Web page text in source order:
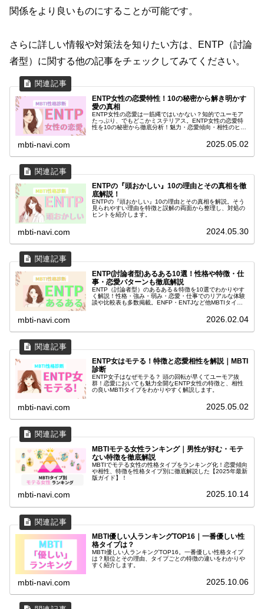
関係をより良いものにすることが可能です。
さらに詳しい情報や対策法を知りたい方は、ENTP（討論
者型）に関する他の記事をチェックしてみてください。
ENTP女性の恋愛特性！10の秘密から解き明かす
愛の真相
ENTP女性の恋愛は一筋縄ではいかない？知的でユーモア
たっぷり、でもどこかミステリアス。ENTP女性の恋愛特
性を10の秘密から徹底分析！魅力・恋愛傾向・相性のヒン
mbti-navi.com 2025.05.02
ENTPの『頭おかしい』10の理由とその真相を徹
底解説！
ENTPの『頭おかしい』10の理由とその真相を解説。そう
見られやすい理由を特徴と誤解の両面から整理し、対処の
ヒントを紹介します。
mbti-navi.com 2024.05.30
ENTP(討論者型)あるある10選！性格や特徴・仕
事・恋愛パターンも徹底解説
ENTP（討論者型）のあるある＆特徴を10選でわかりやす
く解説！性格・強み・弱み・恋愛・仕事でのリアルな体験
談や比較表も多数掲載。ENFP・ENTJなど他MBTIタイプ
mbti-navi.com 2026.02.04
ENTP女はモテる！特徴と恋愛相性を解説｜MBTI
診断
ENTP女子はなぜモテる？ 頭の回転が早くてユーモア抜
群！恋愛においても魅力全開なENTP女性の特徴と、相性
の良いMBTIタイプをわかりやすく解説します。
mbti-navi.com 2025.05.02
MBTIモテる女性ランキング｜男性が好む・モテ
ない特徴を徹底解説
MBTIでモテる女性の性格タイプをランキング化！恋愛傾向
や相性、特徴を性格タイプ別に徹底解説した【2025年最新
版ガイド】！
mbti-navi.com 2025.10.14
MBTI優しい人ランキングTOP16｜一番優しい性
格タイプは？
MBTI優しい人ランキングTOP16。一番優しい性格タイプ
は？順位とその理由、タイプごとの特徴の違いをわかりや
すく紹介します。
mbti-navi.com 2025.10.06